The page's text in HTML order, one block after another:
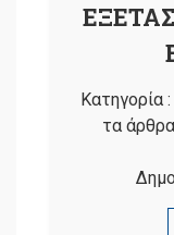
Κατηγορία :
τα άρθρα